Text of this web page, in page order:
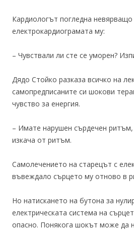
Кардиологът погледна невярващо
електрокардиограмата му:
– Чувствали ли сте се уморен?
Дядо Стойко разказа всичко на
самопредписаните си шокови
чувство за енергия.
– Имате нарушен сърдечен
изкача от ритъм.
Самолечението на старецът с
въвеждало сърцето му отново в
Но натискането на бутона за
електрическата система на
опасно. Понякога шокът може да